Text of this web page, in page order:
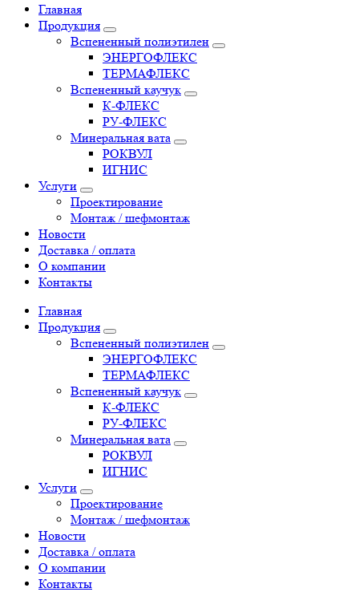
Главная
Продукция
Вспененный полиэтилен
ЭНЕРГОФЛЕКС
ТЕРМАФЛЕКС
Вспененный каучук
К-ФЛЕКС
РУ-ФЛЕКС
Минеральная вата
РОКВУЛ
ИГНИС
Услуги
Проектирование
Монтаж / шефмонтаж
Новости
Доставка / оплата
О компании
Контакты
Главная
Продукция
Вспененный полиэтилен
ЭНЕРГОФЛЕКС
ТЕРМАФЛЕКС
Вспененный каучук
К-ФЛЕКС
РУ-ФЛЕКС
Минеральная вата
РОКВУЛ
ИГНИС
Услуги
Проектирование
Монтаж / шефмонтаж
Новости
Доставка / оплата
О компании
Контакты